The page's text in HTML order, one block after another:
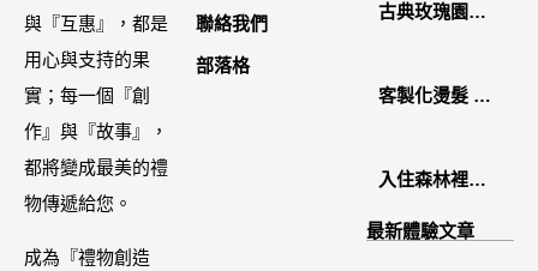
與『互惠』，都是
用心與支持的果
實；每一個『創
作』與『故事』，
都將變成最美的禮
物傳遞給您。
成為『禮物創造
聯絡我們
部落格
古典玫瑰園
禮盒開箱分享 /
客製化燙髮 鏡
入住森林裡的
最新體驗文章